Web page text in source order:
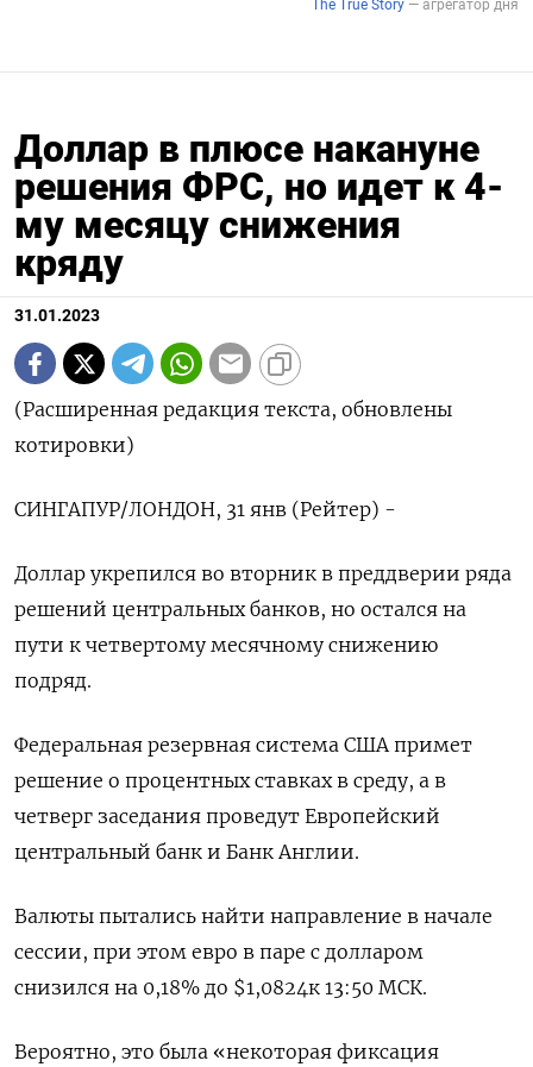
Доллар в плюсе накануне
решения ФРС, но идет к 4-
му месяцу снижения
кряду
31.01.2023
(Расширенная редакция текста, обновлены
котировки)
СИНГАПУР/ЛОНДОН, 31 янв (Рейтер) -
Доллар укрепился во вторник в преддверии ряда
решений центральных банков, но остался на
пути к четвертому месячному снижению
подряд.
Федеральная резервная система США примет
решение о процентных ставках в среду, а в
четверг заседания проведут Европейский
центральный банк и Банк Англии.
Валюты пытались найти направление в начале
сессии, при этом евро в паре с долларом
снизился на 0,18% до $1,0824​ к 13:50 МСК.
Вероятно, это была «некоторая фиксация